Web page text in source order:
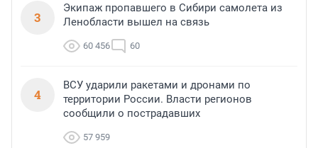
3
Экипаж пропавшего в Сибири самолета из
Ленобласти вышел на связь
60 456 60
4
ВСУ ударили ракетами и дронами по
территории России. Власти регионов
сообщили о пострадавших
57 959